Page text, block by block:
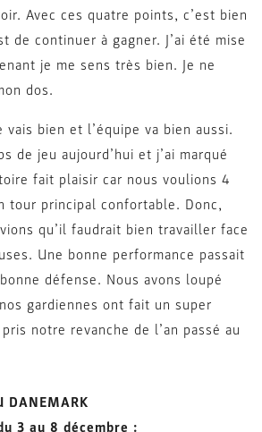
Avec ces quatre points, c’est bien
de continuer à gagner. J’ai été mise
je me sens très bien. Je ne
dos.
vais bien et l’équipe va bien aussi.
de jeu aujourd’hui et j’ai marqué
fait plaisir car nous voulions 4
tour principal confortable. Donc,
qu’il faudrait bien travailler face
Une bonne performance passait
défense. Nous avons loupé
gardiennes ont fait un super
notre revanche de l’an passé au
DANEMARK
3 au 8 décembre :